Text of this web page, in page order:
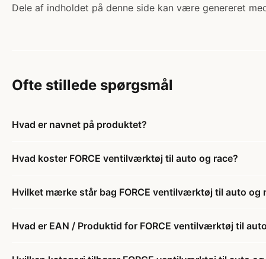
Dele af indholdet på denne side kan være genereret
Ofte stillede spørgsmål
Hvad er navnet på produktet?
Hvad koster FORCE ventilværktøj til auto og race?
Hvilket mærke står bag FORCE ventilværktøj til auto og
Hvad er EAN / Produktid for FORCE ventilværktøj til